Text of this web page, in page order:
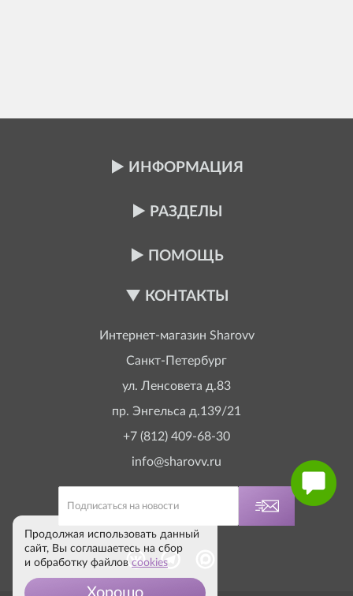
ИНФОРМАЦИЯ
РАЗДЕЛЫ
ПОМОЩЬ
КОНТАКТЫ
Интернет-магазин Sharovv
Санкт-Петербург
ул. Ленсовета д.83
пр. Энгельса д.139/21
+7 (812) 409-68-30
info@sharovv.ru
Продолжая использовать данный
сайт, Вы соглашаетесь на сбор
и обработку файлов cookies
Хорошо